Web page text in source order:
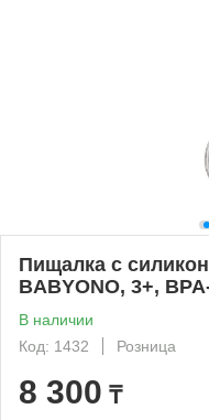
Пищалка с
BABYONO, 3+,
В наличии
Код: 1432
Розница
8 300 ₸